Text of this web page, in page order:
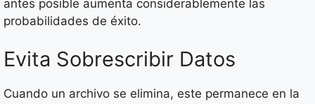
antes posible aumenta considerablemente las
probabilidades de éxito.
Evita Sobrescribir Datos
Cuando un archivo se elimina, este permanece en la